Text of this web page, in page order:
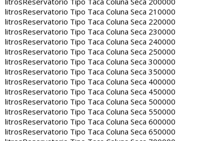
litrosReservatorio Tipo Taca Coluna Seca 210000
litrosReservatorio Tipo Taca Coluna Seca 220000
litrosReservatorio Tipo Taca Coluna Seca 230000
litrosReservatorio Tipo Taca Coluna Seca 240000
litrosReservatorio Tipo Taca Coluna Seca 250000
litrosReservatorio Tipo Taca Coluna Seca 300000
litrosReservatorio Tipo Taca Coluna Seca 350000
litrosReservatorio Tipo Taca Coluna Seca 400000
litrosReservatorio Tipo Taca Coluna Seca 450000
litrosReservatorio Tipo Taca Coluna Seca 500000
litrosReservatorio Tipo Taca Coluna Seca 550000
litrosReservatorio Tipo Taca Coluna Seca 600000
litrosReservatorio Tipo Taca Coluna Seca 650000